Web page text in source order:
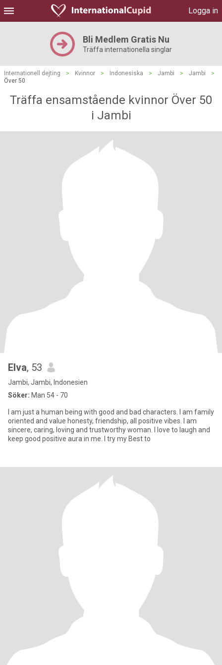
Logga in
Bli Medlem Gratis Nu
Träffa internationella singlar
Internationell dejting > Kvinnor > Indonesiska > Jambi > Jambi
>
Över 50
Träffa ensamstående kvinnor Över 50
i Jambi
Elva, 53
Jambi, Jambi, Indonesien
Söker: Man 54 - 70
I am just a human being with good and bad characters. I am family
oriented and value honesty, friendship, all positive vibes. I am
sincere, caring, loving and trustworthy woman. I love to laugh and
keep good positive aura in me. I try my Best to